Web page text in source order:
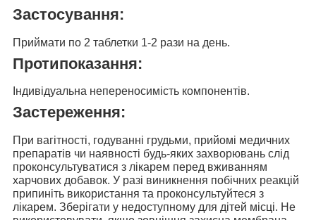
Застосування:
Приймати по 2 таблетки 1-2 рази на день.
Протипоказання:
Індивідуальна непереносимість компонентів.
Застереження:
При вагітності, годуванні грудьми, прийомі медичних
препаратів чи наявності будь-яких захворювань слід
проконсультуватися з лікарем перед вживанням
харчових добавок. У разі виникнення побічних реакцій
припиніть використання та проконсультуйтеся з
лікарем. Зберігати у недоступному для дітей місці. Не